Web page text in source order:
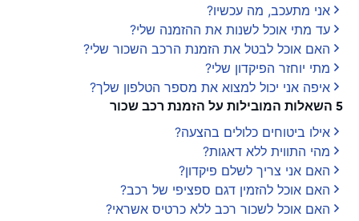
אני מתעכב, מה עכשיו?
עד מתי אוכל לשנות את ההזמנה שלי?
האם אוכל לבטל את הזמנת הרכב השכור שלי?
מתי יוחזר הפיקדון שלי?
איפה אני יכול למצוא את מספר הטלפון שלך?
5 השאלות המובילות על הזמנת רכב שכור
אילו ביטוחים כלולים בהצעה?
מהי התווית ללא דאגות?
האם אני צריך לשלם פיקדון?
האם אוכל להזמין דגם ספציפי של רכב?
האם אוכל לשכור רכב ללא כרטיס אשראי?